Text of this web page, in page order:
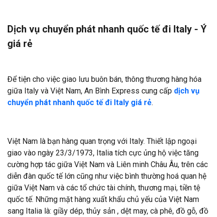
Dịch vụ chuyển phát nhanh quốc tế đi Italy - Ý
giá rẻ
Để tiện cho việc giao lưu buôn bán, thông thương hàng hóa
giữa Italy và Việt Nam, An Bình Express cung cấp dịch vụ
chuyển phát nhanh quốc tế đi Italy giá rẻ.
Việt Nam là bạn hàng quan trọng với Italy. Thiết lập ngoại
giao vào ngày 23/3/1973, Italia tích cực ủng hộ việc tăng
cường hợp tác giữa Việt Nam và Liên minh Châu Âu, trên các
diễn đàn quốc tế lớn cũng như việc bình thường hoá quan hệ
giữa Việt Nam và các tổ chức tài chính, thương mại, tiền tệ
quốc tế. Những mặt hàng xuất khẩu chủ yếu của Việt Nam
sang Italia là: giầy dép, thủy sản , dệt may, cà phê, đồ gỗ, đồ